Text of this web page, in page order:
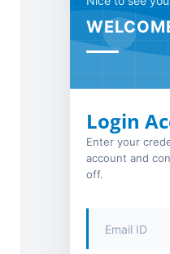
Login
Enter your
account and
off.